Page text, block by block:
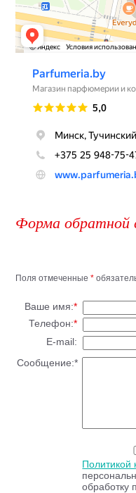
Форма обратной
Поля отмеченные*
Ваше имя:*
Телефон:*
E-mail:
Сообщение:*
Политикой
обработку